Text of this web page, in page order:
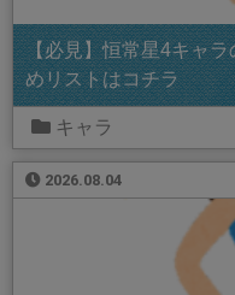
【必見】恒常星4キャ
めリストはコチラ
キャラ
2026.08.04